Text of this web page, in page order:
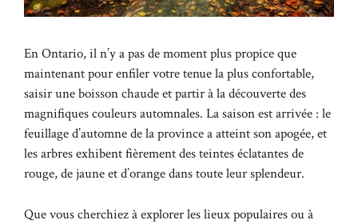
En Ontario, il n’y a pas de moment plus propice que
maintenant pour enfiler votre tenue la plus confortable,
saisir une boisson chaude et partir à la découverte des
magnifiques couleurs automnales. La saison est arrivée : le
feuillage d’automne de la province a atteint son apogée, et
les arbres exhibent fièrement des teintes éclatantes de
rouge, de jaune et d’orange dans toute leur splendeur.
Que vous cherchiez à explorer les lieux populaires ou à